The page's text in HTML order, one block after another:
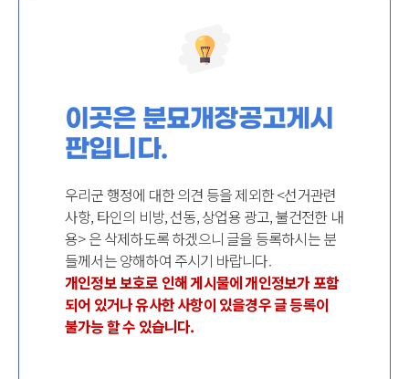
이곳은 분묘개장공고게시
판입니다.
우리군 행정에 대한 의견 등을 제외한 <선거관련
사항, 타인의 비방, 선동, 상업용 광고, 불건전한 내
용> 은 삭제하도록 하겠으니 글을 등록하시는 분
들께서는 양해하여 주시기 바랍니다.
개인정보 보호로 인해 게시물에 개인정보가 포함
되어 있거나 유사한 사항이 있을경우 글 등록이
불가능 할 수 있습니다.